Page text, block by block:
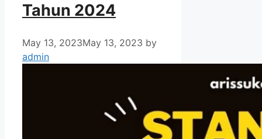
Tahun 2024
May 13, 2023May 13, 2023 by
admin